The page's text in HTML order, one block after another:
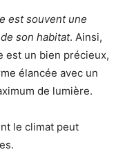
est souvent une
son habitat. Ainsi,
est un bien précieux,
élancée avec un
de lumière.
le climat peut